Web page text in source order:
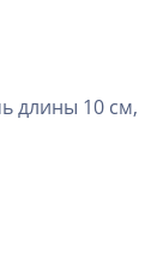
длины 10 см,